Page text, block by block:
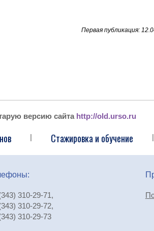
Первая публикация:
версию сайта http://old.urso.ru
| Стажировка и обучение |
310-29-71,
310-29-72,
310-29-73